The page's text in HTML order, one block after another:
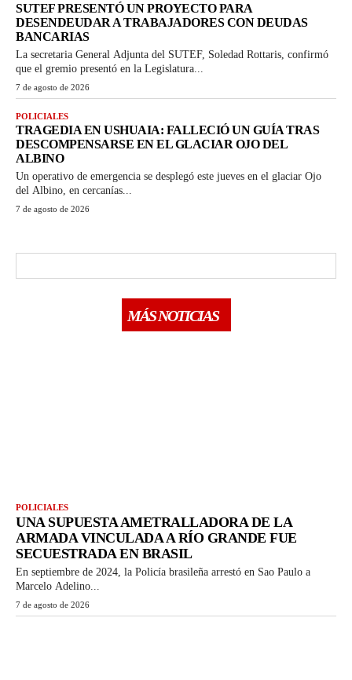
SUTEF PRESENTÓ UN PROYECTO PARA
DESENDEUDAR A TRABAJADORES CON DEUDAS
BANCARIAS
La secretaria General Adjunta del SUTEF, Soledad Rottaris, confirmó
que el gremio presentó en la Legislatura...
7 de agosto de 2026
POLICIALES
TRAGEDIA EN USHUAIA: FALLECIÓ UN GUÍA TRAS
DESCOMPENSARSE EN EL GLACIAR OJO DEL
ALBINO
Un operativo de emergencia se desplegó este jueves en el glaciar Ojo
del Albino, en cercanías...
7 de agosto de 2026
MÁS NOTICIAS
POLICIALES
UNA SUPUESTA AMETRALLADORA DE LA
ARMADA VINCULADA A RÍO GRANDE FUE
SECUESTRADA EN BRASIL
En septiembre de 2024, la Policía brasileña arrestó en Sao Paulo a
Marcelo Adelino...
7 de agosto de 2026